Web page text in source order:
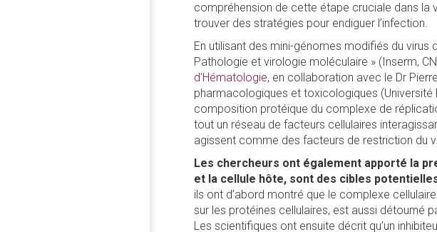
compréhension de cette étape cruciale dans la
trouver des stratégies pour endiguer l’infection.
En utilisant des mini-génomes modifiés du virus
Pathologie et virologie moléculaire » (Inserm,
d'Hématologie, en collaboration avec le Dr
pharmacologiques et toxicologiques (Université
composition protéique du complexe de
tout un réseau de facteurs cellulaires
agissent comme des facteurs de restriction du
Les chercheurs ont également apporté la
et la cellule hôte, sont des cibles
ils ont d’abord montré que le complexe
sur les protéines cellulaires, est aussi détourné
Les scientifiques ont ensuite décrit qu’un